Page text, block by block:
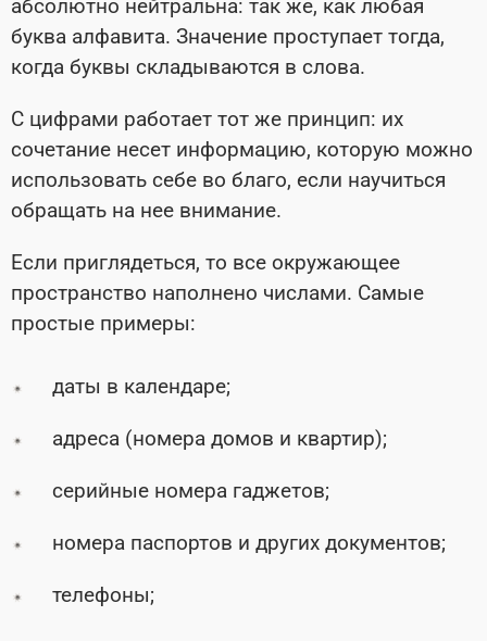
абсолютно нейтральна: так же, как любая
буква алфавита. Значение проступает тогда,
когда буквы складываются в слова.
С цифрами работает тот же принцип: их
сочетание несет информацию, которую можно
использовать себе во благо, если научиться
обращать на нее внимание.
Если приглядеться, то все окружающее
пространство наполнено числами. Самые
простые примеры:
даты в календаре;
адреса (номера домов и квартир);
серийные номера гаджетов;
номера паспортов и других документов;
телефоны;